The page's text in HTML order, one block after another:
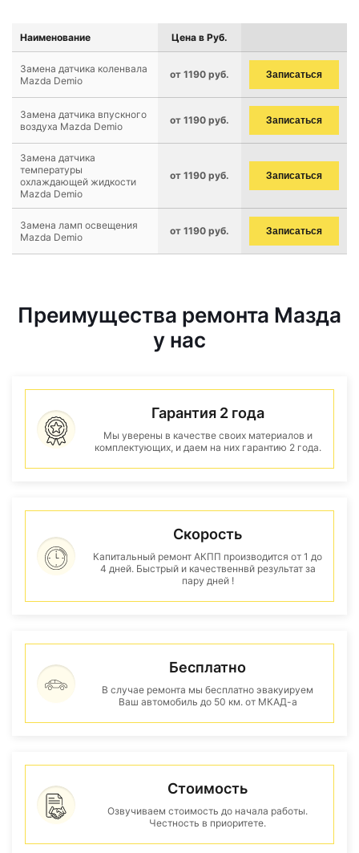
Наименование Цена в Руб.
Замена датчика коленвала
Mazda Demio
от 1190 руб. Записаться
Замена датчика впускного
воздуха Mazda Demio
от 1190 руб. Записаться
Замена датчика
температуры
охлаждающей жидкости
Mazda Demio
от 1190 руб. Записаться
Замена ламп освещения
Mazda Demio
от 1190 руб. Записаться
Преимущества ремонта Мазда
у нас
Гарантия 2 года
Мы уверены в качестве своих материалов и
комплектующих, и даем на них гарантию 2 года.
Скорость
Капитальный ремонт АКПП производится от 1 до
4 дней. Быстрый и качественнвй результат за
пару дней !
Бесплатно
В случае ремонта мы бесплатно эвакуируем
Ваш автомобиль до 50 км. от МКАД-а
Стоимость
Озвучиваем стоимость до начала работы.
Честность в приоритете.